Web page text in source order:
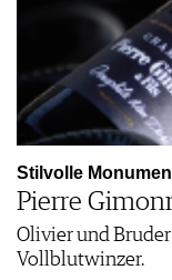
Stilvolle
Pierre
Olivier und
Vollblutwinzer.